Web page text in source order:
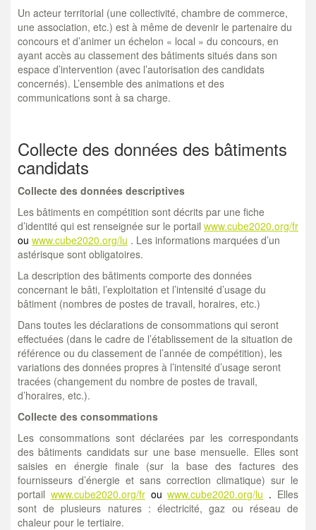
Un acteur territorial (une collectivité, chambre de commerce,
une association, etc.) est à même de devenir le partenaire du
concours et d’animer un échelon « local » du concours, en
ayant accès au classement des bâtiments situés dans son
espace d’intervention (avec l’autorisation des candidats
concernés). L’ensemble des animations et des
communications sont à sa charge.
Collecte des données des bâtiments
candidats
Collecte des données descriptives
Les bâtiments en compétition sont décrits par une fiche
d’identité qui est renseignée sur le portail www.cube2020.org/fr
ou www.cube2020.org/lu . Les informations marquées d’un
astérisque sont obligatoires.
La description des bâtiments comporte des données
concernant le bâti, l’exploitation et l’intensité d’usage du
bâtiment (nombres de postes de travail, horaires, etc.)
Dans toutes les déclarations de consommations qui seront
effectuées (dans le cadre de l’établissement de la situation de
référence ou du classement de l’année de compétition), les
variations des données propres à l’intensité d’usage seront
tracées (changement du nombre de postes de travail,
d’horaires, etc.).
Collecte des consommations
Les consommations sont déclarées par les correspondants
des bâtiments candidats sur une base mensuelle. Elles sont
saisies en énergie finale (sur la base des factures des
fournisseurs d’énergie et sans correction climatique) sur le
portail www.cube2020.org/fr ouwww.cube2020.org/lu . Elles
sont de plusieurs natures : électricité, gaz ou réseau de
chaleur pour le tertiaire.